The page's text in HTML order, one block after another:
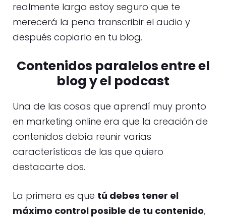
realmente largo estoy seguro que te
merecerá la pena transcribir el audio y
después copiarlo en tu blog.
Contenidos paralelos entre el
blog y el podcast
Una de las cosas que aprendí muy pronto
en marketing online era que la creación de
contenidos debía reunir varias
características de las que quiero
destacarte dos.
La primera es que tú debes tener el
máximo control posible de tu contenido,